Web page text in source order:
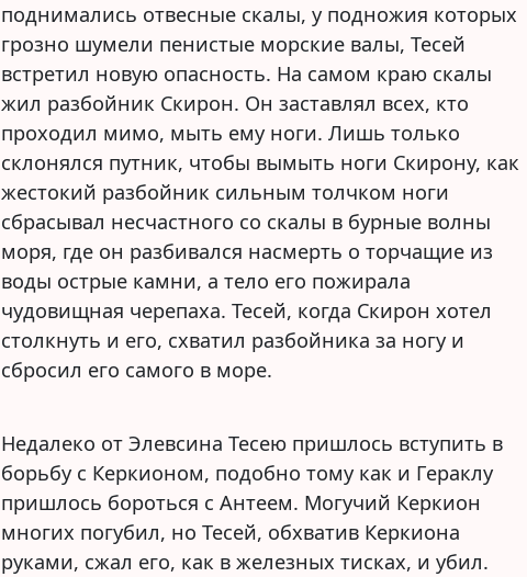
поднимались отвесные скалы, у подножия которых
грозно шумели пенистые морские валы, Тесей
встретил новую опасность. На самом краю скалы
жил разбойник Скирон. Он заставлял всех, кто
проходил мимо, мыть ему ноги. Лишь только
склонялся путник, чтобы вымыть ноги Скирону, как
жестокий разбойник сильным толчком ноги
сбрасывал несчастного со скалы в бурные волны
моря, где он разбивался насмерть о торчащие из
воды острые камни, а тело его пожирала
чудовищная черепаха. Тесей, когда Скирон хотел
столкнуть и его, схватил разбойника за ногу и
сбросил его самого в море.
Недалеко от Элевсина Тесею пришлось вступить в
борьбу с Керкионом, подобно тому как и Гераклу
пришлось бороться с Антеем. Могучий Керкион
многих погубил, но Тесей, обхватив Керкиона
руками, сжал его, как в железных тисках, и убил.